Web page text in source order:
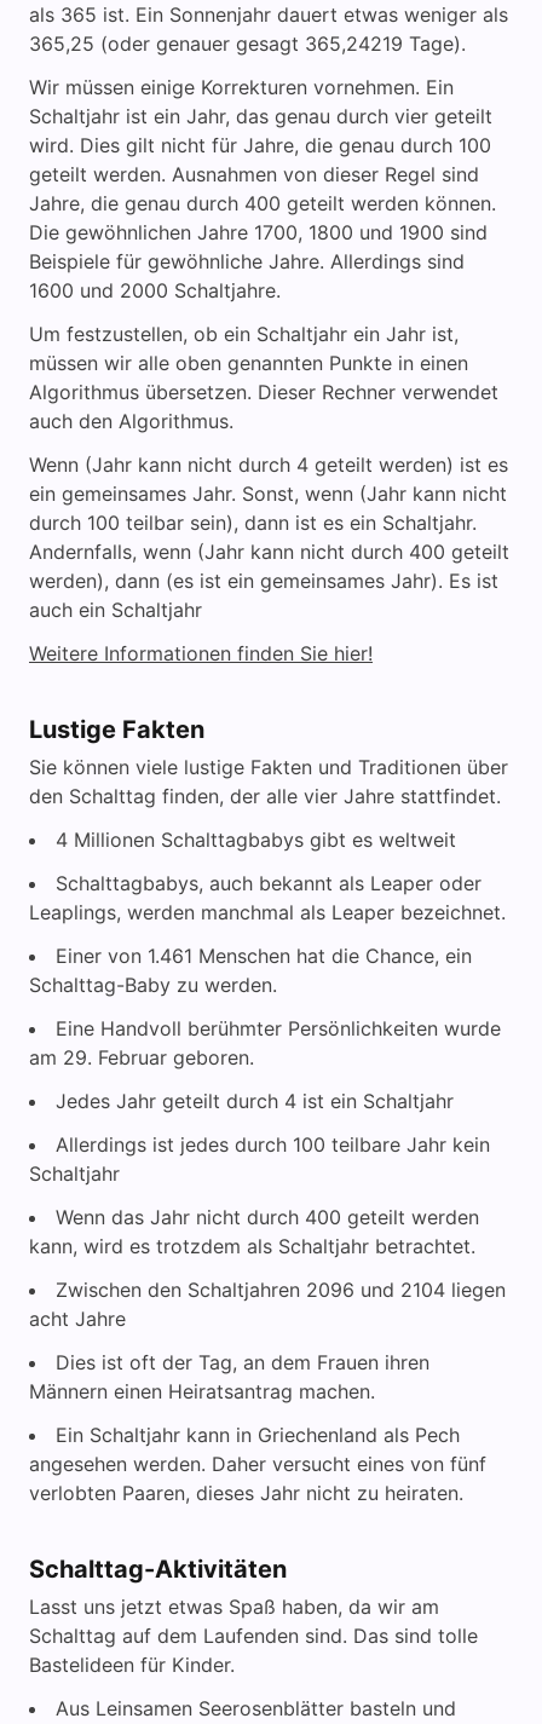
als 365 ist. Ein Sonnenjahr dauert etwas weniger als
365,25 (oder genauer gesagt 365,24219 Tage).
Wir müssen einige Korrekturen vornehmen. Ein
Schaltjahr ist ein Jahr, das genau durch vier geteilt
wird. Dies gilt nicht für Jahre, die genau durch 100
geteilt werden. Ausnahmen von dieser Regel sind
Jahre, die genau durch 400 geteilt werden können.
Die gewöhnlichen Jahre 1700, 1800 und 1900 sind
Beispiele für gewöhnliche Jahre. Allerdings sind
1600 und 2000 Schaltjahre.
Um festzustellen, ob ein Schaltjahr ein Jahr ist,
müssen wir alle oben genannten Punkte in einen
Algorithmus übersetzen. Dieser Rechner verwendet
auch den Algorithmus.
Wenn (Jahr kann nicht durch 4 geteilt werden) ist es
ein gemeinsames Jahr. Sonst, wenn (Jahr kann nicht
durch 100 teilbar sein), dann ist es ein Schaltjahr.
Andernfalls, wenn (Jahr kann nicht durch 400 geteilt
werden), dann (es ist ein gemeinsames Jahr). Es ist
auch ein Schaltjahr
Weitere Informationen finden Sie hier!
Lustige Fakten
Sie können viele lustige Fakten und Traditionen über
den Schalttag finden, der alle vier Jahre stattfindet.
4 Millionen Schalttagbabys gibt es weltweit
Schalttagbabys, auch bekannt als Leaper oder
Leaplings, werden manchmal als Leaper bezeichnet.
Einer von 1.461 Menschen hat die Chance, ein
Schalttag-Baby zu werden.
Eine Handvoll berühmter Persönlichkeiten wurde
am 29. Februar geboren.
Jedes Jahr geteilt durch 4 ist ein Schaltjahr
Allerdings ist jedes durch 100 teilbare Jahr kein
Schaltjahr
Wenn das Jahr nicht durch 400 geteilt werden
kann, wird es trotzdem als Schaltjahr betrachtet.
Zwischen den Schaltjahren 2096 und 2104 liegen
acht Jahre
Dies ist oft der Tag, an dem Frauen ihren
Männern einen Heiratsantrag machen.
Ein Schaltjahr kann in Griechenland als Pech
angesehen werden. Daher versucht eines von fünf
verlobten Paaren, dieses Jahr nicht zu heiraten.
Schalttag-Aktivitäten
Lasst uns jetzt etwas Spaß haben, da wir am
Schalttag auf dem Laufenden sind. Das sind tolle
Bastelideen für Kinder.
Aus Leinsamen Seerosenblätter basteln und